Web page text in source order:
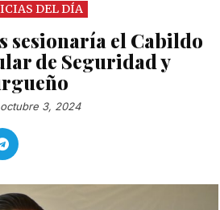
DEL DÍA
sesionaría el Cabildo
de Seguridad y
octubre 3, 2024